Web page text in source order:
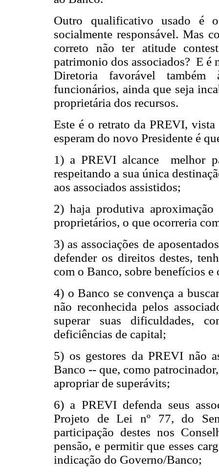
Outro qualificativo usado é
socialmente responsável. Mas
correto não ter atitude
patrimonio dos associados? E é
Diretoria favorável
funcionários, ainda que seja
proprietária dos recursos.
Este é o retrato da PREVI,
esperam do novo Presidente é
1) a PREVI alcance melhor
respeitando a sua única
aos associados assistidos;
2) haja produtiva
proprietários, o que ocorreria
3) as associações de
defender os direitos destes,
com o Banco, sobre benefícios
4) o Banco se convença a
não reconhecida pelos
superar suas dificuldades,
deficiências de capital;
5) os gestores da PREVI não
Banco -- que, como
apropriar de superávits;
6) a PREVI defenda seus
Projeto de Lei nº 77, do
participação destes nos
pensão, e permitir que esses
indicação do Governo/Banco;